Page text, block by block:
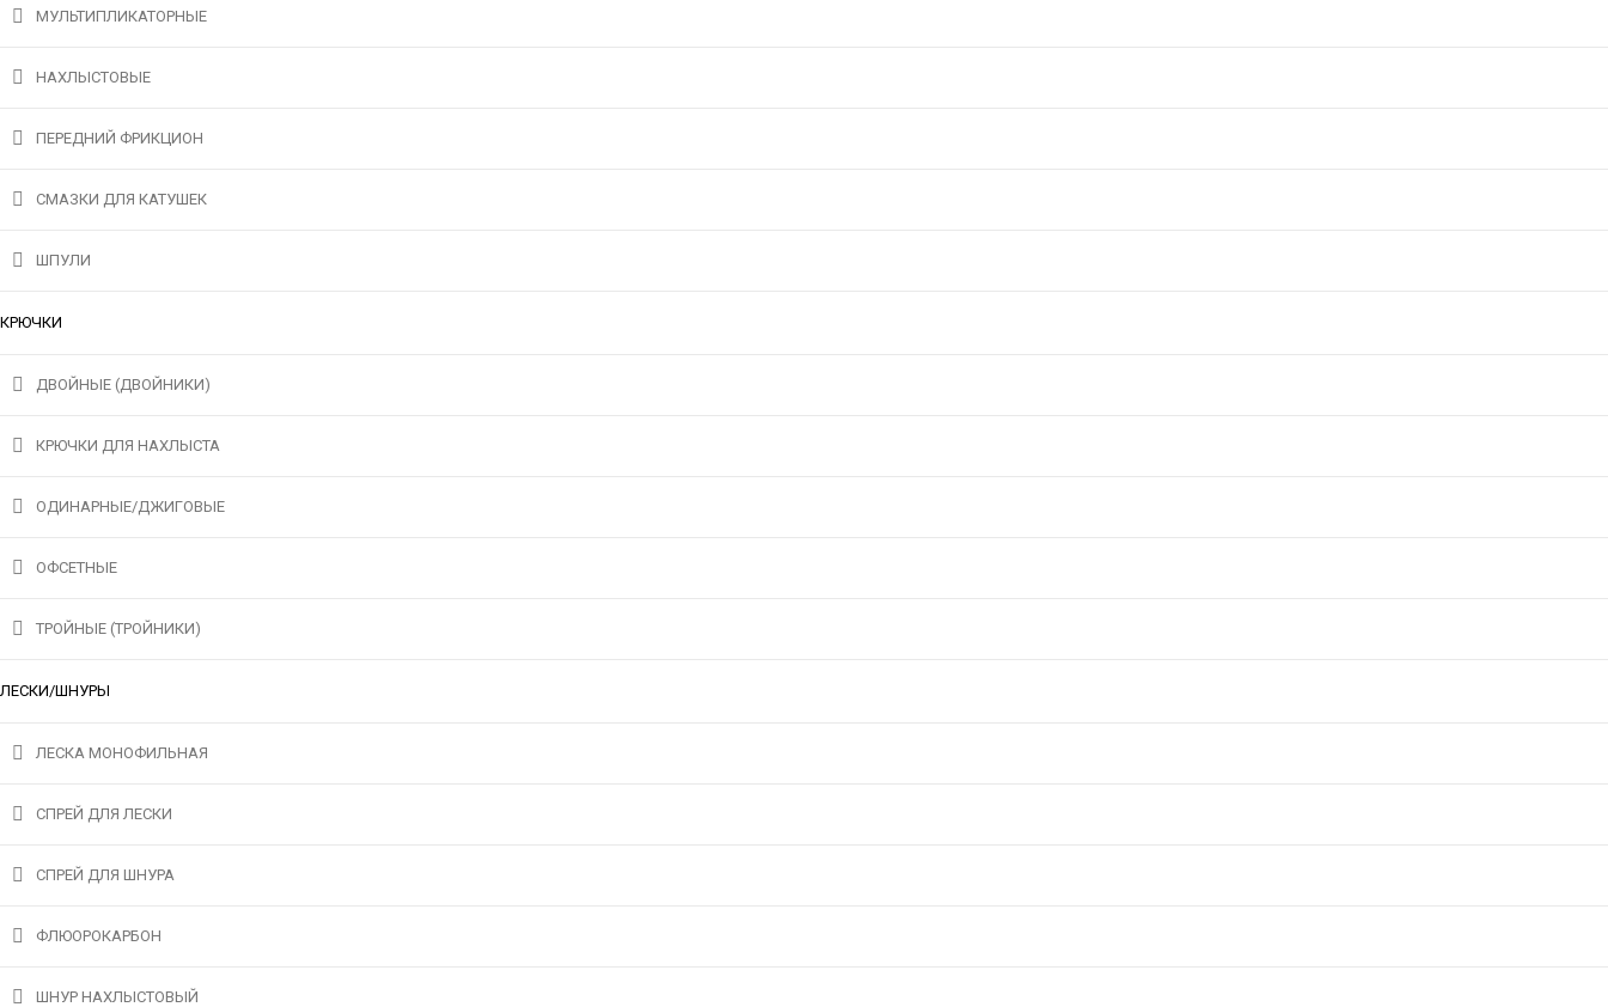
МУЛЬТИПЛИКАТОРНЫЕ
НАХЛЫСТОВЫЕ
ПЕРЕДНИЙ ФРИКЦИОН
СМАЗКИ ДЛЯ КАТУШЕК
ШПУЛИ
КРЮЧКИ
ДВОЙНЫЕ (ДВОЙНИКИ)
КРЮЧКИ ДЛЯ НАХЛЫСТА
ОДИНАРНЫЕ/ДЖИГОВЫЕ
ОФСЕТНЫЕ
ТРОЙНЫЕ (ТРОЙНИКИ)
ЛЕСКИ/ШНУРЫ
ЛЕСКА МОНОФИЛЬНАЯ
СПРЕЙ ДЛЯ ЛЕСКИ
СПРЕЙ ДЛЯ ШНУРА
ФЛЮОРОКАРБОН
ШНУР НАХЛЫСТОВЫЙ